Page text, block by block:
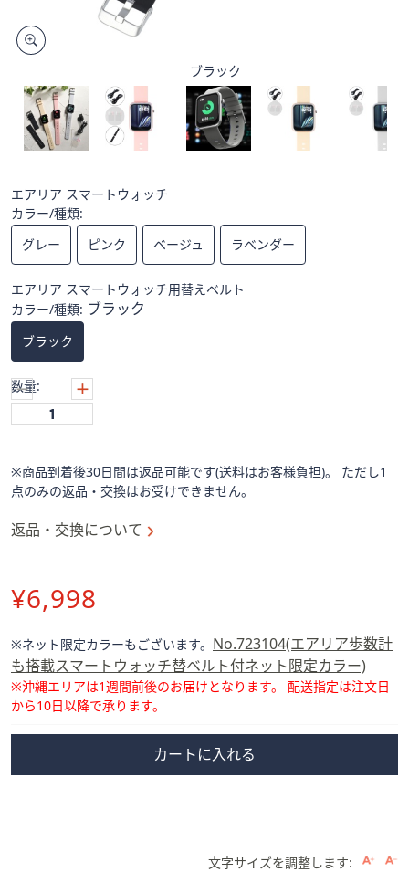
ス
で
右
に
ス
プ
し
て
閲
覧
で
き
す。
ブラック
エアリア スマートウォッチ
カラー/種類:
グレー
ピンク ベージュ ラベンダー
エアリア スマートウォッチ用替えベルト
カラー/種類: ブラック
ブラック
数量:
※商品到着後30日間は返品可能です(送料はお客様負担)。 ただし1
点のみの返品・交換はお受けできません。
返品・交換について
削
除
¥6,998
※ネット限定カラーもございます。 No.723104(エアリア歩数計
も搭載スマートウォッチ替ベルト付ネット限定カラー)
※沖縄エリアは1週間前後のお届けとなります。
配送指定は注文日
から10日以降で承ります。
カートに入れる
文字サイズを調整します: